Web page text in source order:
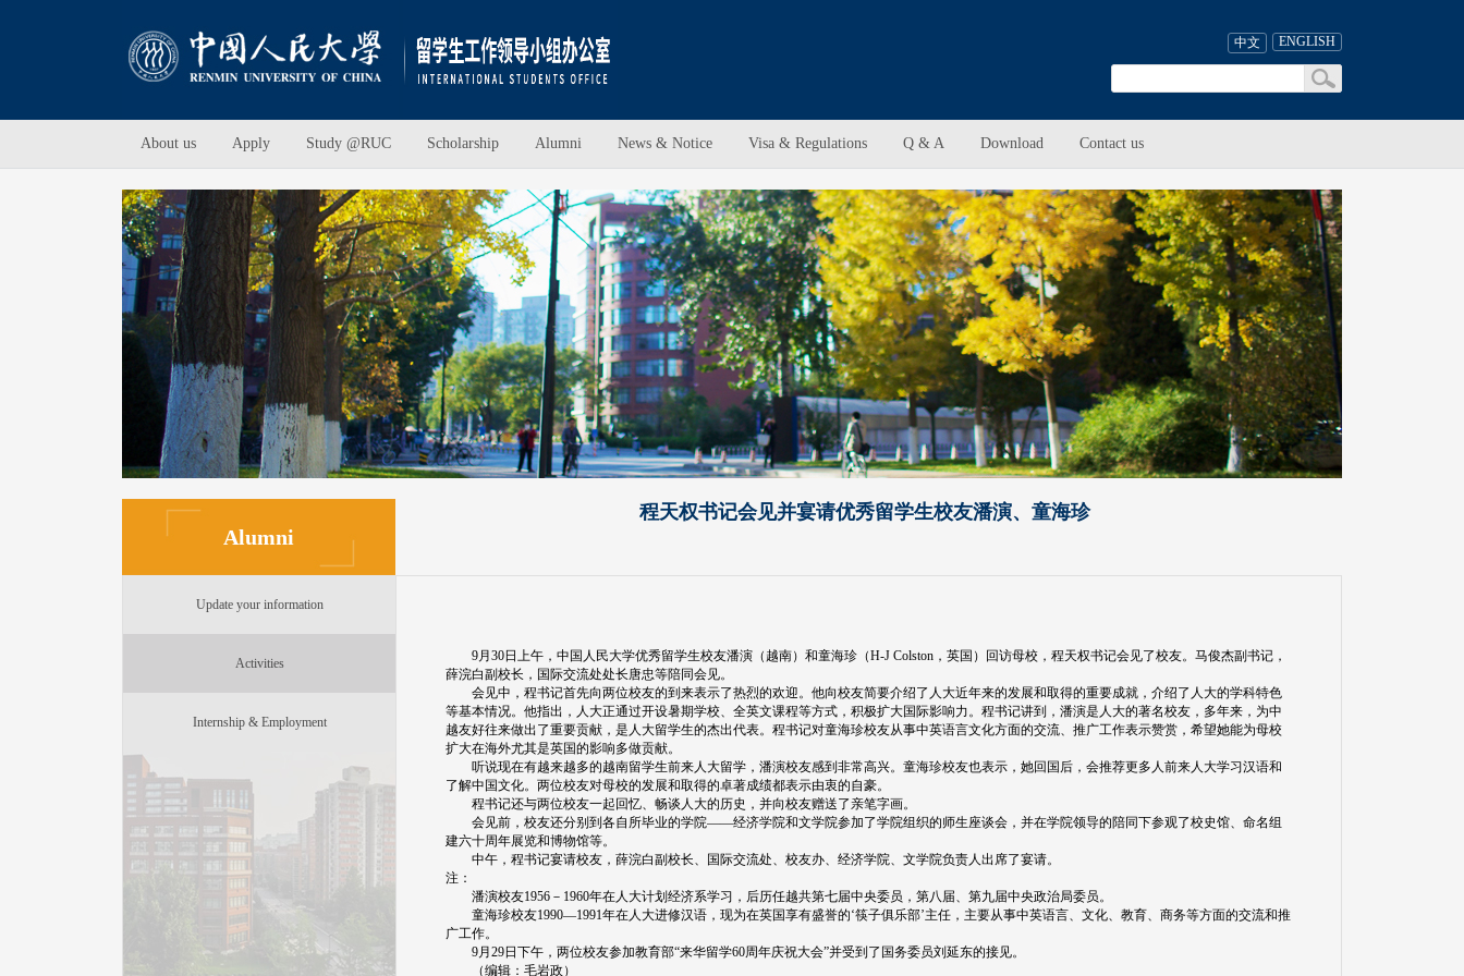
中文 ENGLISH
About us Apply Study @RUC Scholarship Alumni News & Notice Visa & Regulations Q & A Download Contact us
Alumni
Update your information
Activities
Internship & Employment
程天权书记会见并宴请优秀留学生校友潘演、童海珍
9月30日上午，中国人民大学优秀留学生校友潘演（越南）和童海珍（H-J Colston，英国）回访母校，程天权书记会见了校友。马俊杰副书记，
薛浣白副校长，国际交流处处长唐忠等陪同会见。
会见中，程书记首先向两位校友的到来表示了热烈的欢迎。他向校友简要介绍了人大近年来的发展和取得的重要成就，介绍了人大的学科特色
等基本情况。他指出，人大正通过开设暑期学校、全英文课程等方式，积极扩大国际影响力。程书记讲到，潘演是人大的著名校友，多年来，为中
越友好往来做出了重要贡献，是人大留学生的杰出代表。程书记对童海珍校友从事中英语言文化方面的交流、推广工作表示赞赏，希望她能为母校
扩大在海外尤其是英国的影响多做贡献。
听说现在有越来越多的越南留学生前来人大留学，潘演校友感到非常高兴。童海珍校友也表示，她回国后，会推荐更多人前来人大学习汉语和
了解中国文化。两位校友对母校的发展和取得的卓著成绩都表示由衷的自豪。
程书记还与两位校友一起回忆、畅谈人大的历史，并向校友赠送了亲笔字画。
会见前，校友还分别到各自所毕业的学院——经济学院和文学院参加了学院组织的师生座谈会，并在学院领导的陪同下参观了校史馆、命名组
建六十周年展览和博物馆等。
中午，程书记宴请校友，薛浣白副校长、国际交流处、校友办、经济学院、文学院负责人出席了宴请。
注：
潘演校友1956－1960年在人大计划经济系学习，后历任越共第七届中央委员，第八届、第九届中央政治局委员。
童海珍校友1990―1991年在人大进修汉语，现为在英国享有盛誉的‘筷子俱乐部’主任，主要从事中英语言、文化、教育、商务等方面的交流和推
广工作。
9月29日下午，两位校友参加教育部“来华留学60周年庆祝大会”并受到了国务委员刘延东的接见。
（编辑：毛岩政）